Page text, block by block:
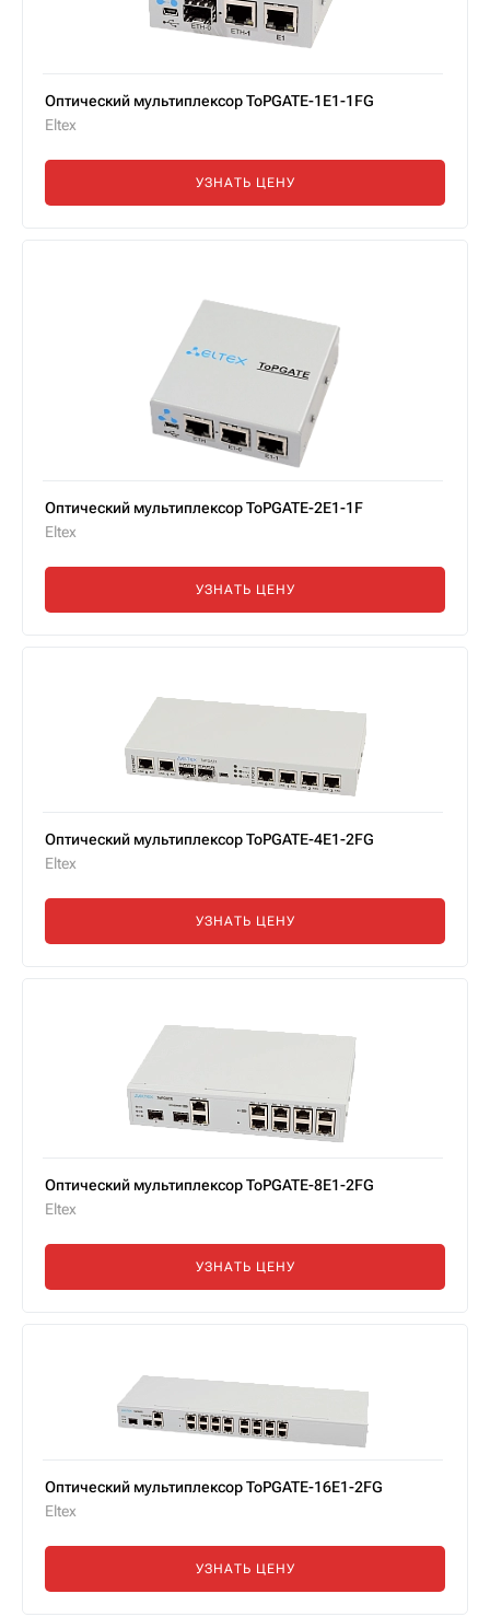
Оптический мультиплексор ToPGATE-1E1-1FG
Eltex
УЗНАТЬ ЦЕНУ
Оптический мультиплексор ToPGATE-2E1-1F
Eltex
УЗНАТЬ ЦЕНУ
Оптический мультиплексор ToPGATE-4E1-2FG
Eltex
УЗНАТЬ ЦЕНУ
Оптический мультиплексор ToPGATE-8E1-2FG
Eltex
УЗНАТЬ ЦЕНУ
Оптический мультиплексор ToPGATE-16E1-2FG
Eltex
УЗНАТЬ ЦЕНУ